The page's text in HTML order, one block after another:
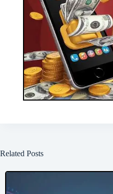
Related Posts